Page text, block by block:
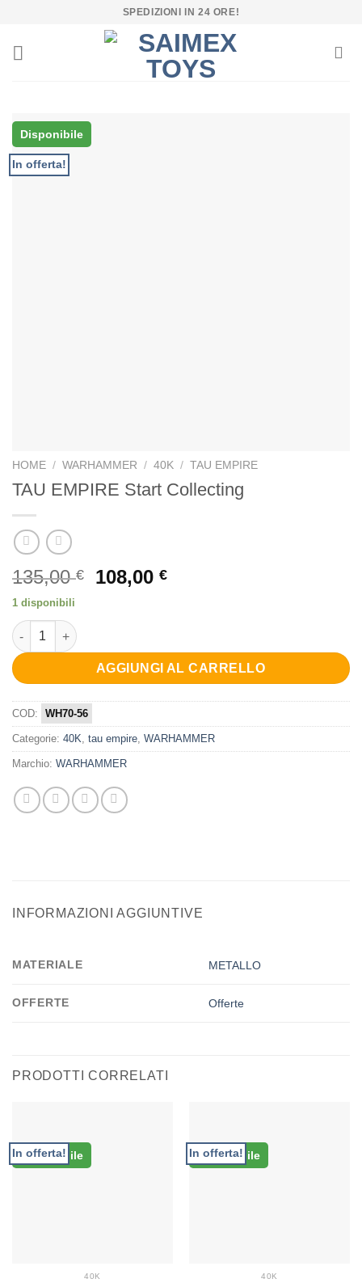
contenuti
SPEDIZIONI IN 24 ORE!
Disponibile
In offerta!
HOME / WARHAMMER / 40K / TAU EMPIRE
TAU EMPIRE Start Collecting
135,00€
Il
135,00 €.
108,00€Il
108,00 €.
1 disponibili
TAU EMPIRE Start Collecting quantità
AGGIUNGI AL CARRELLO
COD: WH70-56
Categorie: 40K, tau empire, WARHAMMER
Marchio: WARHAMMER
INFORMAZIONI AGGIUNTIVE
MATERIALE METALLO
OFFERTE Offerte
PRODOTTI CORRELATI
Disponibile
In offerta!
40K
Disponibile
In offerta!
40K